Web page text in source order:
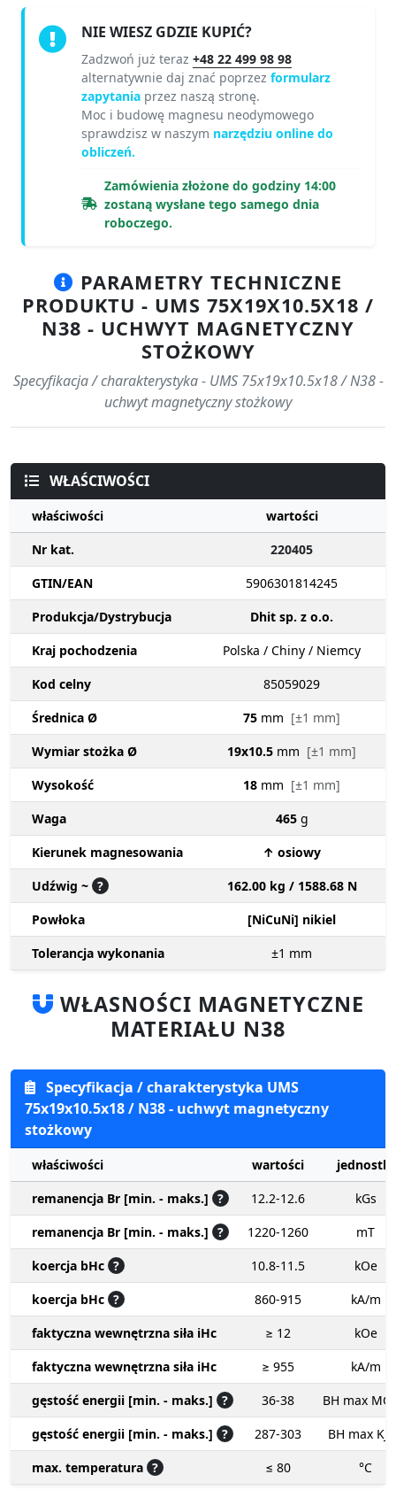
NIE WIESZ GDZIE KUPIĆ?
Zadzwoń już teraz +48 22 499 98 98
alternatywnie daj znać poprzez formularz
zapytania przez naszą stronę.
Moc i budowę magnesu neodymowego
sprawdzisz w naszym narzędziu online do
obliczeń.
Zamówienia złożone do godziny 14:00
zostaną wysłane tego samego dnia
roboczego.
PARAMETRY TECHNICZNE
PRODUKTU - UMS 75X19X10.5X18 /
N38 - UCHWYT MAGNETYCZNY
STOŻKOWY
Specyfikacja / charakterystyka - UMS 75x19x10.5x18 / N38 -
uchwyt magnetyczny stożkowy
WŁAŚCIWOŚCI
właściwości
wartości
Nr kat.
220405
GTIN/EAN
5906301814245
Produkcja/Dystrybucja
Dhit sp. z o.o.
Kraj pochodzenia
Polska / Chiny / Niemcy
Kod celny
85059029
Średnica Ø
75 mm [±1 mm]
Wymiar stożka Ø
19x10.5 mm [±1 mm]
Wysokość
18 mm [±1 mm]
Waga
465 g
Kierunek magnesowania
↑ osiowy
Udźwig ~ ?
162.00 kg / 1588.68 N
Powłoka
[NiCuNi] nikiel
Tolerancja wykonania
±1 mm
WŁASNOŚCI MAGNETYCZNE
MATERIAŁU N38
Specyfikacja / charakterystyka UMS
75x19x10.5x18 / N38 - uchwyt magnetyczny
stożkowy
właściwości wartości
jednostki
remanencja Br [min. - maks.] ? 12.2-12.6
kGs
remanencja Br [min. - maks.] ? 1220-1260
mT
koercja bHc ? 10.8-11.5
kOe
koercja bHc ? 860-915
kA/m
faktyczna wewnętrzna siła iHc
≥ 12
kOe
faktyczna wewnętrzna siła iHc
≥ 955
kA/m
gęstość energii [min. - maks.] ? 36-38
BH max
gęstość energii [min. - maks.] ? 287-303
BH max
max. temperatura ? ≤ 80 °C